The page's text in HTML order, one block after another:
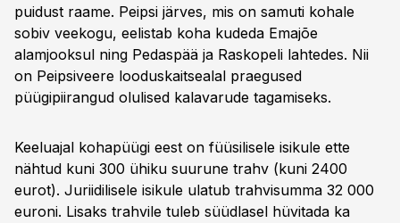
puidust raame. Peipsi järves, mis on samuti kohale
sobiv veekogu, eelistab koha kudeda Emajõe
alamjooksul ning Pedaspää ja Raskopeli lahtedes. Nii
on Peipsiveere looduskaitsealal praegused
püügipiirangud olulised kalavarude tagamiseks.
Keeluajal kohapüügi eest on füüsilisele isikule ette
nähtud kuni 300 ühiku suurune trahv (kuni 2400
eurot). Juriidilisele isikule ulatub trahvisumma 32 000
euroni. Lisaks trahvile tuleb süüdlasel hüvitada ka